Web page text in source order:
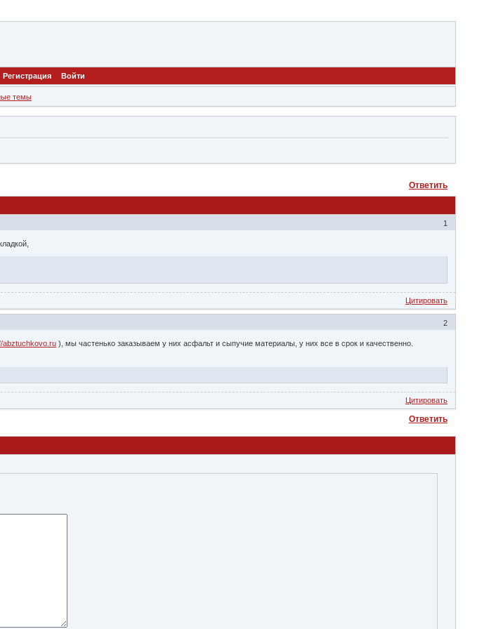
Регистрация Войти
темы
Ответить
1
Цитировать
2
abztuchkovo.ru ), мы частенько заказываем у них асфальт и сыпучие материалы, у них все в срок и качественно.
Цитировать
Ответить